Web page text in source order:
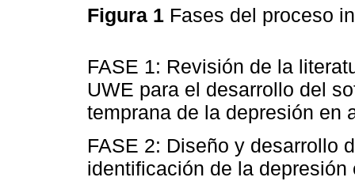
Figura 1 Fases del proceso
FASE 1: Revisión de la
UWE para el desarrollo del
temprana de la depresión en
FASE 2: Diseño y desarrollo
identificación de la